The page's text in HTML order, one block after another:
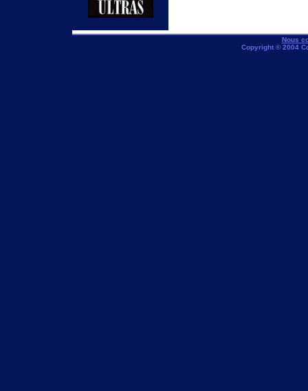
Nous
Copyright © 2004